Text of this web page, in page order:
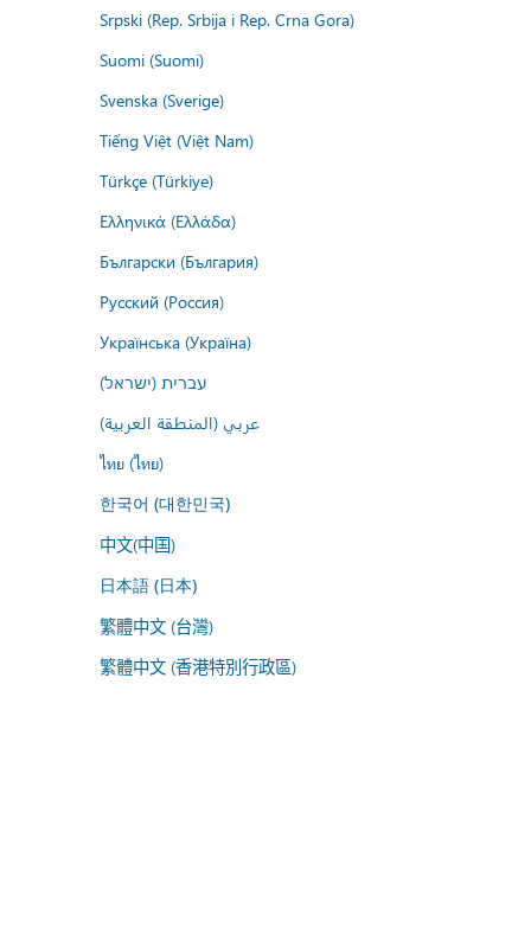
Srpski (Rep. Srbija i Rep. Crna Gora)
Suomi (Suomi)
Svenska (Sverige)
Tiếng Việt (Việt Nam)
Türkçe (Türkiye)
Ελληνικά (Ελλάδα)
Български (България)
Русский (Россия)
Українська (Україна)
עברית (ישראל)
عربي (المنطقة العربية)
ไทย (ไทย)
한국어 (대한민국)
中文(中国)
日本語 (日本)
繁體中文 (台灣)
繁體中文 (香港特別行政區)